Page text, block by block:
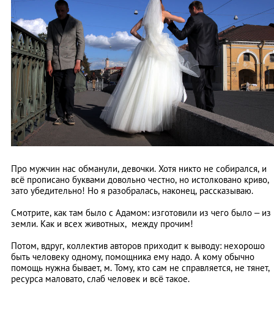
Про мужчин нас обманули, девочки. Хотя никто не собирался, и
всё прописано буквами довольно честно, но истолковано криво,
зато убедительно! Но я разобралась, наконец, рассказываю.
Смотрите, как там было с Адамом: изготовили из чего было – из
земли. Как и всех животных, между прочим!
Потом, вдруг, коллектив авторов приходит к выводу: нехорошо
быть человеку одному, помощника ему надо. А кому обычно
помощь нужна бывает, м. Тому, кто сам не справляется, не тянет,
ресурса маловато, слаб человек и всё такое.